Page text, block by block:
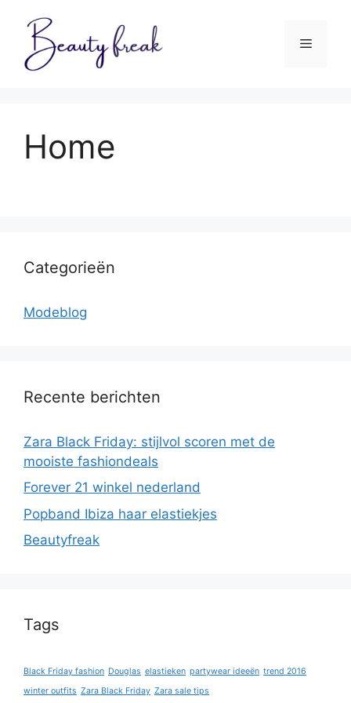
naar
inhoud
Menu
Home
Categorieën
Modeblog
Recente berichten
Zara Black Friday: stijlvol scoren met de
mooiste fashiondeals
Forever 21 winkel nederland
Popband Ibiza haar elastiekjes
Beautyfreak
Tags
Black Friday fashion Douglas elastieken partywear ideeën trend 2016
winter outfits Zara Black Friday Zara sale tips